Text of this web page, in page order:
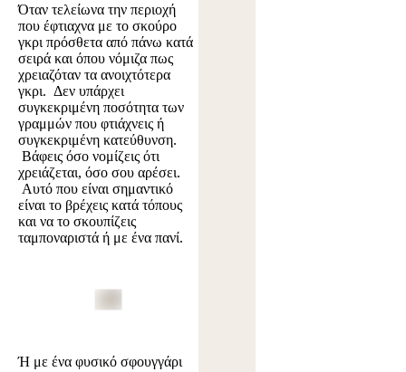
Όταν τελείωνα την περιοχή
που έφτιαχνα με το σκούρο
γκρι πρόσθετα από πάνω κατά
σειρά και όπου νόμιζα πως
χρειαζόταν τα ανοιχτότερα
γκρι. Δεν υπάρχει
συγκεκριμένη ποσότητα των
γραμμών που φτιάχνεις ή
συγκεκριμένη κατεύθυνση.
Βάφεις όσο νομίζεις ότι
χρειάζεται, όσο σου αρέσει.
Αυτό που είναι σημαντικό
είναι το βρέχεις κατά τόπους
και να το σκουπίζεις
ταμποναριστά ή με ένα πανί.
Ή με ένα φυσικό σφουγγάρι